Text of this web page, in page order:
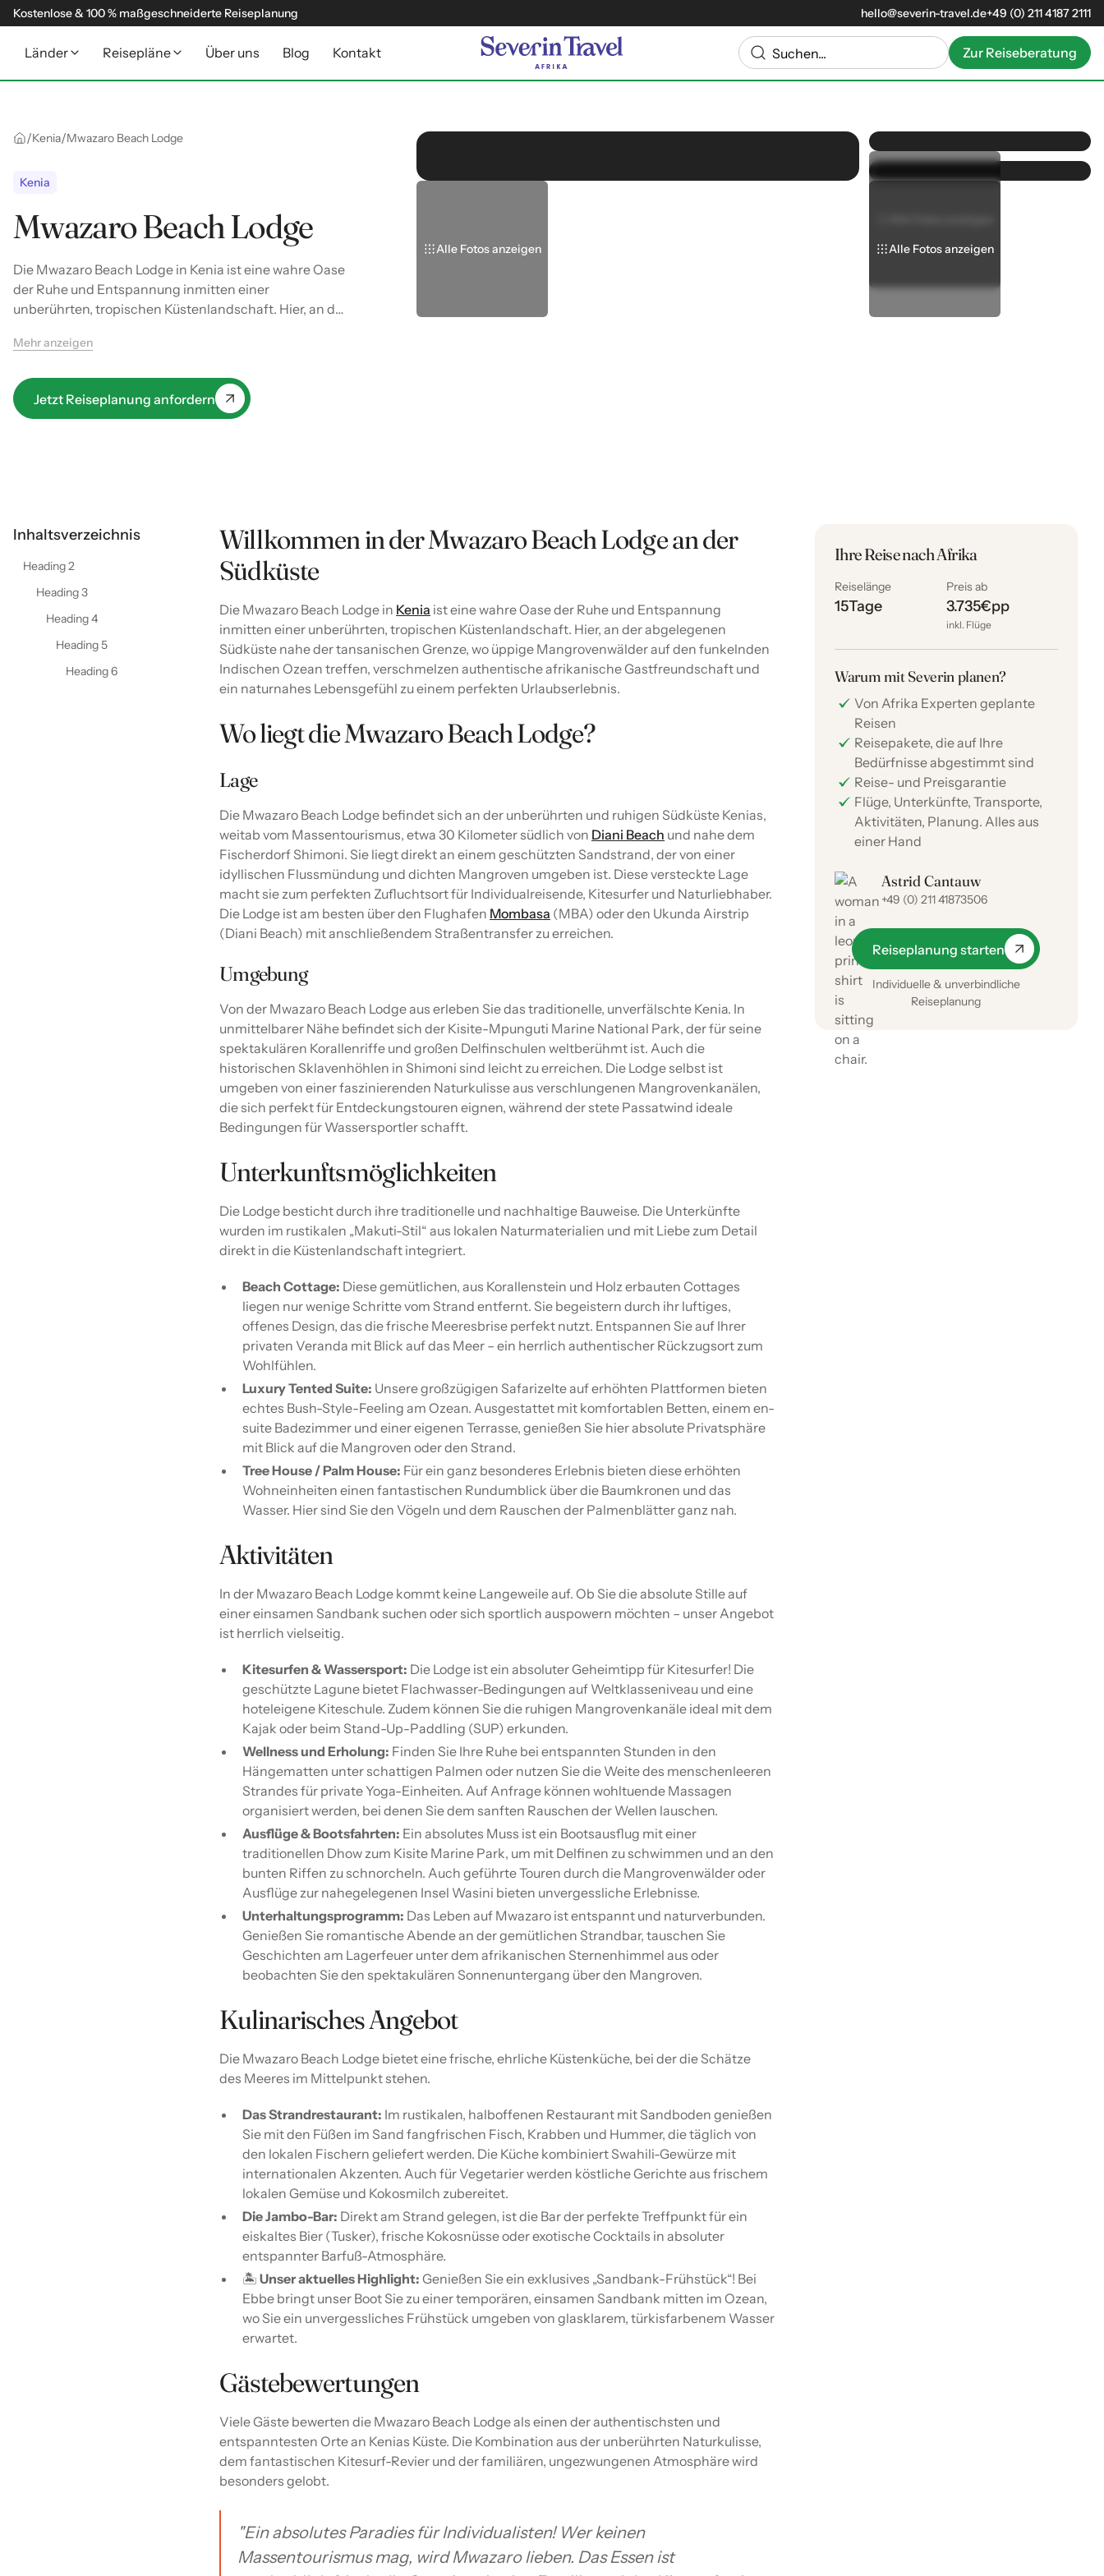
Kostenlose & 100 % maßgeschneiderte Reiseplanung hello@severin-travel.de+49 (0) 211 4187 2111
Länder Reisepläne Über uns Blog Kontakt Zur Reiseberatung
/Kenia/Mwazaro Beach Lodge
Kenia
Mwazaro Beach Lodge
Die Mwazaro Beach Lodge in Kenia ist eine wahre Oase
der Ruhe und Entspannung inmitten einer
unberührten, tropischen Küstenlandschaft. Hier, an der
wo üppige Mangrovenwälder auf den funkelnden
afrikanische Gastfreundschaft und ein naturnahes
Lebensgefühl zu einem perfekten Urlaubserlebnis.
Mehr anzeigen
Jetzt Reiseplanung anfordern
Alle Fotos anzeigen
Alle Fotos anzeigen
Inhaltsverzeichnis
Heading 2
Heading 3
Heading 4
Heading 5
Heading 6
Willkommen in der Mwazaro Beach Lodge an der
Südküste
Die Mwazaro Beach Lodge in Kenia ist eine wahre Oase der Ruhe und Entspannung
inmitten einer unberührten, tropischen Küstenlandschaft. Hier, an der abgelegenen
Südküste nahe der tansanischen Grenze, wo üppige Mangrovenwälder auf den funkelnden
Indischen Ozean treffen, verschmelzen authentische afrikanische Gastfreundschaft und
ein naturnahes Lebensgefühl zu einem perfekten Urlaubserlebnis.
Wo liegt die Mwazaro Beach Lodge?
Lage
Die Mwazaro Beach Lodge befindet sich an der unberührten und ruhigen Südküste Kenias,
weitab vom Massentourismus, etwa 30 Kilometer südlich von Diani Beach und nahe dem
Fischerdorf Shimoni. Sie liegt direkt an einem geschützten Sandstrand, der von einer
idyllischen Flussmündung und dichten Mangroven umgeben ist. Diese versteckte Lage
macht sie zum perfekten Zufluchtsort für Individualreisende, Kitesurfer und Naturliebhaber.
Die Lodge ist am besten über den Flughafen Mombasa (MBA) oder den Ukunda Airstrip
(Diani Beach) mit anschließendem Straßentransfer zu erreichen.
Umgebung
Von der Mwazaro Beach Lodge aus erleben Sie das traditionelle, unverfälschte Kenia. In
unmittelbarer Nähe befindet sich der Kisite-Mpunguti Marine National Park, der für seine
spektakulären Korallenriffe und großen Delfinschulen weltberühmt ist. Auch die
historischen Sklavenhöhlen in Shimoni sind leicht zu erreichen. Die Lodge selbst ist
umgeben von einer faszinierenden Naturkulisse aus verschlungenen Mangrovenkanälen,
die sich perfekt für Entdeckungstouren eignen, während der stete Passatwind ideale
Bedingungen für Wassersportler schafft.
Unterkunftsmöglichkeiten
Die Lodge besticht durch ihre traditionelle und nachhaltige Bauweise. Die Unterkünfte
wurden im rustikalen „Makuti-Stil“ aus lokalen Naturmaterialien und mit Liebe zum Detail
direkt in die Küstenlandschaft integriert.
Beach Cottage: Diese gemütlichen, aus Korallenstein und Holz erbauten Cottages
liegen nur wenige Schritte vom Strand entfernt. Sie begeistern durch ihr luftiges,
offenes Design, das die frische Meeresbrise perfekt nutzt. Entspannen Sie auf Ihrer
privaten Veranda mit Blick auf das Meer – ein herrlich authentischer Rückzugsort zum
Wohlfühlen.
Luxury Tented Suite: Unsere großzügigen Safarizelte auf erhöhten Plattformen bieten
echtes Bush-Style-Feeling am Ozean. Ausgestattet mit komfortablen Betten, einem en-
suite Badezimmer und einer eigenen Terrasse, genießen Sie hier absolute Privatsphäre
mit Blick auf die Mangroven oder den Strand.
Tree House / Palm House: Für ein ganz besonderes Erlebnis bieten diese erhöhten
Wohneinheiten einen fantastischen Rundumblick über die Baumkronen und das
Wasser. Hier sind Sie den Vögeln und dem Rauschen der Palmenblätter ganz nah.
Aktivitäten
In der Mwazaro Beach Lodge kommt keine Langeweile auf. Ob Sie die absolute Stille auf
einer einsamen Sandbank suchen oder sich sportlich auspowern möchten – unser Angebot
ist herrlich vielseitig.
Kitesurfen & Wassersport: Die Lodge ist ein absoluter Geheimtipp für Kitesurfer! Die
geschützte Lagune bietet Flachwasser-Bedingungen auf Weltklasseniveau und eine
hoteleigene Kiteschule. Zudem können Sie die ruhigen Mangrovenkanäle ideal mit dem
Kajak oder beim Stand-Up-Paddling (SUP) erkunden.
Wellness und Erholung: Finden Sie Ihre Ruhe bei entspannten Stunden in den
Hängematten unter schattigen Palmen oder nutzen Sie die Weite des menschenleeren
Strandes für private Yoga-Einheiten. Auf Anfrage können wohltuende Massagen
organisiert werden, bei denen Sie dem sanften Rauschen der Wellen lauschen.
Ausflüge & Bootsfahrten: Ein absolutes Muss ist ein Bootsausflug mit einer
traditionellen Dhow zum Kisite Marine Park, um mit Delfinen zu schwimmen und an den
bunten Riffen zu schnorcheln. Auch geführte Touren durch die Mangrovenwälder oder
Ausflüge zur nahegelegenen Insel Wasini bieten unvergessliche Erlebnisse.
Unterhaltungsprogramm: Das Leben auf Mwazaro ist entspannt und naturverbunden.
Genießen Sie romantische Abende an der gemütlichen Strandbar, tauschen Sie
Geschichten am Lagerfeuer unter dem afrikanischen Sternenhimmel aus oder
beobachten Sie den spektakulären Sonnenuntergang über den Mangroven.
Kulinarisches Angebot
Die Mwazaro Beach Lodge bietet eine frische, ehrliche Küstenküche, bei der die Schätze
des Meeres im Mittelpunkt stehen.
Das Strandrestaurant: Im rustikalen, halboffenen Restaurant mit Sandboden genießen
Sie mit den Füßen im Sand fangfrischen Fisch, Krabben und Hummer, die täglich von
den lokalen Fischern geliefert werden. Die Küche kombiniert Swahili-Gewürze mit
internationalen Akzenten. Auch für Vegetarier werden köstliche Gerichte aus frischem
lokalen Gemüse und Kokosmilch zubereitet.
Die Jambo-Bar: Direkt am Strand gelegen, ist die Bar der perfekte Treffpunkt für ein
eiskaltes Bier (Tusker), frische Kokosnüsse oder exotische Cocktails in absoluter
entspannter Barfuß-Atmosphäre.
🏝️Unser aktuelles Highlight: Genießen Sie ein exklusives „Sandbank-Frühstück“! Bei
Ebbe bringt unser Boot Sie zu einer temporären, einsamen Sandbank mitten im Ozean,
wo Sie ein unvergessliches Frühstück umgeben von glasklarem, türkisfarbenem Wasser
erwartet.
Gästebewertungen
Viele Gäste bewerten die Mwazaro Beach Lodge als einen der authentischsten und
entspanntesten Orte an Kenias Küste. Die Kombination aus der unberührten Naturkulisse,
dem fantastischen Kitesurf-Revier und der familiären, ungezwungenen Atmosphäre wird
besonders gelobt.
"Ein absolutes Paradies für Individualisten! Wer keinen
Massentourismus mag, wird Mwazaro lieben. Das Essen ist
Ihre Reise nach Afrika
Reiselänge
15Tage
Preis ab
3.735€pp
inkl. Flüge
Warum mit Severin planen?
Von Afrika Experten geplante
Reisen
Reisepakete, die auf Ihre
Bedürfnisse abgestimmt sind
Reise- und Preisgarantie
Flüge, Unterkünfte, Transporte,
Aktivitäten, Planung. Alles aus
einer Hand
Astrid Cantauw
+49 (0) 211 41873506
Reiseplanung starten
Individuelle & unverbindliche
Reiseplanung